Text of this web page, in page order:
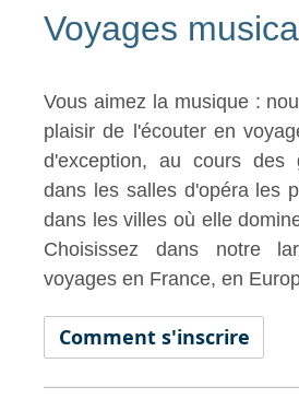
Voyages
Vous aimez la musique :
plaisir de l'écouter en
d'exception, au cours des
dans les salles d'opéra les
dans les villes où elle
Choisissez dans notre
voyages en France, en
Comment s'inscrire